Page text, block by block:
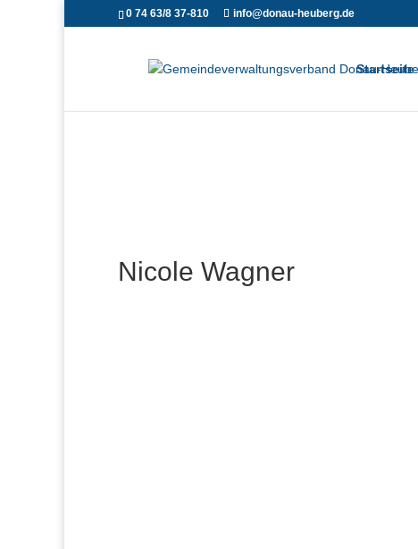
0 74 63/8 37-810 info@donau-heuberg.de
Startseite
Nicole Wagner